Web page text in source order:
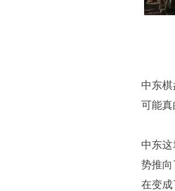
中东
可能
中东
势推
在变成